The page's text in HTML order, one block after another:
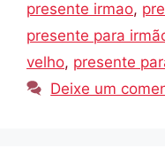
presente irmao,
presente para
velho, presente
Deixe um